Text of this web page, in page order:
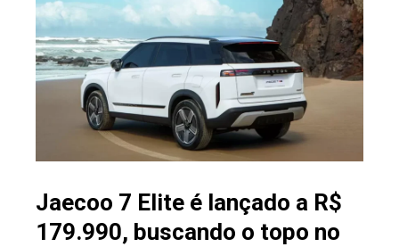
Jaecoo 7 Elite é lançado a R$
179.990, buscando o topo no